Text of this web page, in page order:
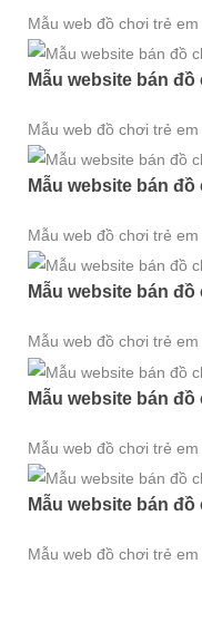
Mẫu web đồ chơi trẻ em
Mẫu website bán
Mẫu web đồ chơi trẻ em
Mẫu website bán
Mẫu web đồ chơi trẻ em
Mẫu website bán
Mẫu web đồ chơi trẻ em
Mẫu website bán
Mẫu web đồ chơi trẻ em
Mẫu website bán
Mẫu web đồ chơi trẻ em